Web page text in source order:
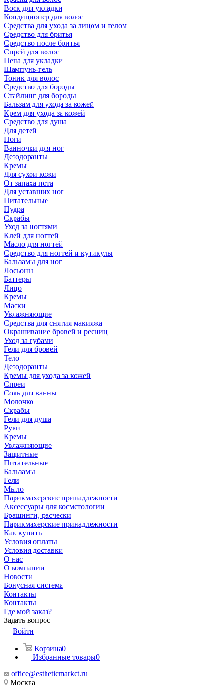
Воск для укладки
Кондиционер для волос
Средства для ухода за лицом и телом
Средство для бритья
Средство после бритья
Спрей для волос
Пена для укладки
Шампунь-гель
Тоник для волос
Средство для бороды
Стайлинг для бороды
Бальзам для ухода за кожей
Крем для ухода за кожей
Средство для душа
Для детей
Ноги
Ванночки для ног
Дезодоранты
Кремы
Для сухой кожи
От запаха пота
Для уставших ног
Питательные
Пудра
Скрабы
Уход за ногтями
Клей для ногтей
Масло для ногтей
Средство для ногтей и кутикулы
Бальзамы для ног
Лосьоны
Баттеры
Лицо
Кремы
Маски
Увлажняющие
Средства для снятия макияжа
Окрашивание бровей и ресниц
Уход за губами
Гели для бровей
Тело
Дезодоранты
Кремы для ухода за кожей
Спреи
Соль для ванны
Молочко
Скрабы
Гели для душа
Руки
Кремы
Увлажняющие
Защитные
Питательные
Бальзамы
Гели
Мыло
Парикмахерские принадлежности
Аксессуары для косметологии
Брашинги, расчески
Парикмахерские принадлежности
Как купить
Условия оплаты
Условия доставки
О нас
О компании
Новости
Бонусная система
Контакты
Контакты
Где мой заказ?
Задать вопрос
Войти
Корзина0
Избранные товары0
office@estheticmarket.ru
Москва